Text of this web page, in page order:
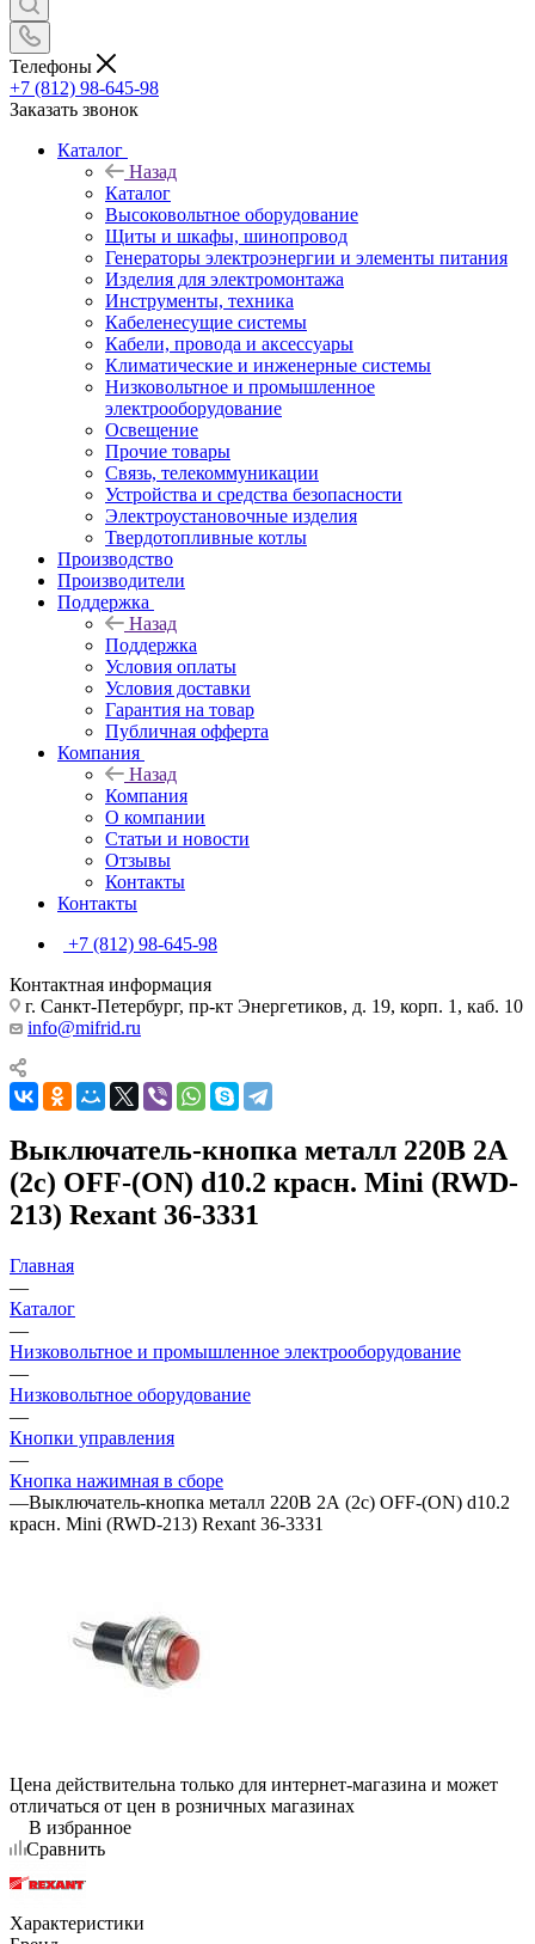
Телефоны
+7 (812) 98-645-98
Заказать звонок
Каталог
Назад
Каталог
Высоковольтное оборудование
Щиты и шкафы, шинопровод
Генераторы электроэнергии и элементы питания
Изделия для электромонтажа
Инструменты, техника
Кабеленесущие системы
Кабели, провода и аксессуары
Климатические и инженерные системы
Низковольтное и промышленное
электрооборудование
Освещение
Прочие товары
Связь, телекоммуникации
Устройства и средства безопасности
Электроустановочные изделия
Твердотопливные котлы
Производство
Производители
Поддержка
Назад
Поддержка
Условия оплаты
Условия доставки
Гарантия на товар
Публичная офферта
Компания
Назад
Компания
О компании
Статьи и новости
Отзывы
Контакты
Контакты
+7 (812) 98-645-98
Контактная информация
г. Санкт-Петербург, пр-кт Энергетиков, д. 19, корп. 1, каб. 10
info@mifrid.ru
Выключатель-кнопка металл 220В 2А
(2с) OFF-(ON) d10.2 красн. Mini (RWD-
213) Rexant 36-3331
Главная
—
Каталог
—
Низковольтное и промышленное электрооборудование
—
Низковольтное оборудование
—
Кнопки управления
—
Кнопка нажимная в сборе
—Выключатель-кнопка металл 220В 2А (2с) OFF-(ON) d10.2
красн. Mini (RWD-213) Rexant 36-3331
Цена действительна только для интернет-магазина и может
отличаться от цен в розничных магазинах
В избранное
Сравнить
Характеристики